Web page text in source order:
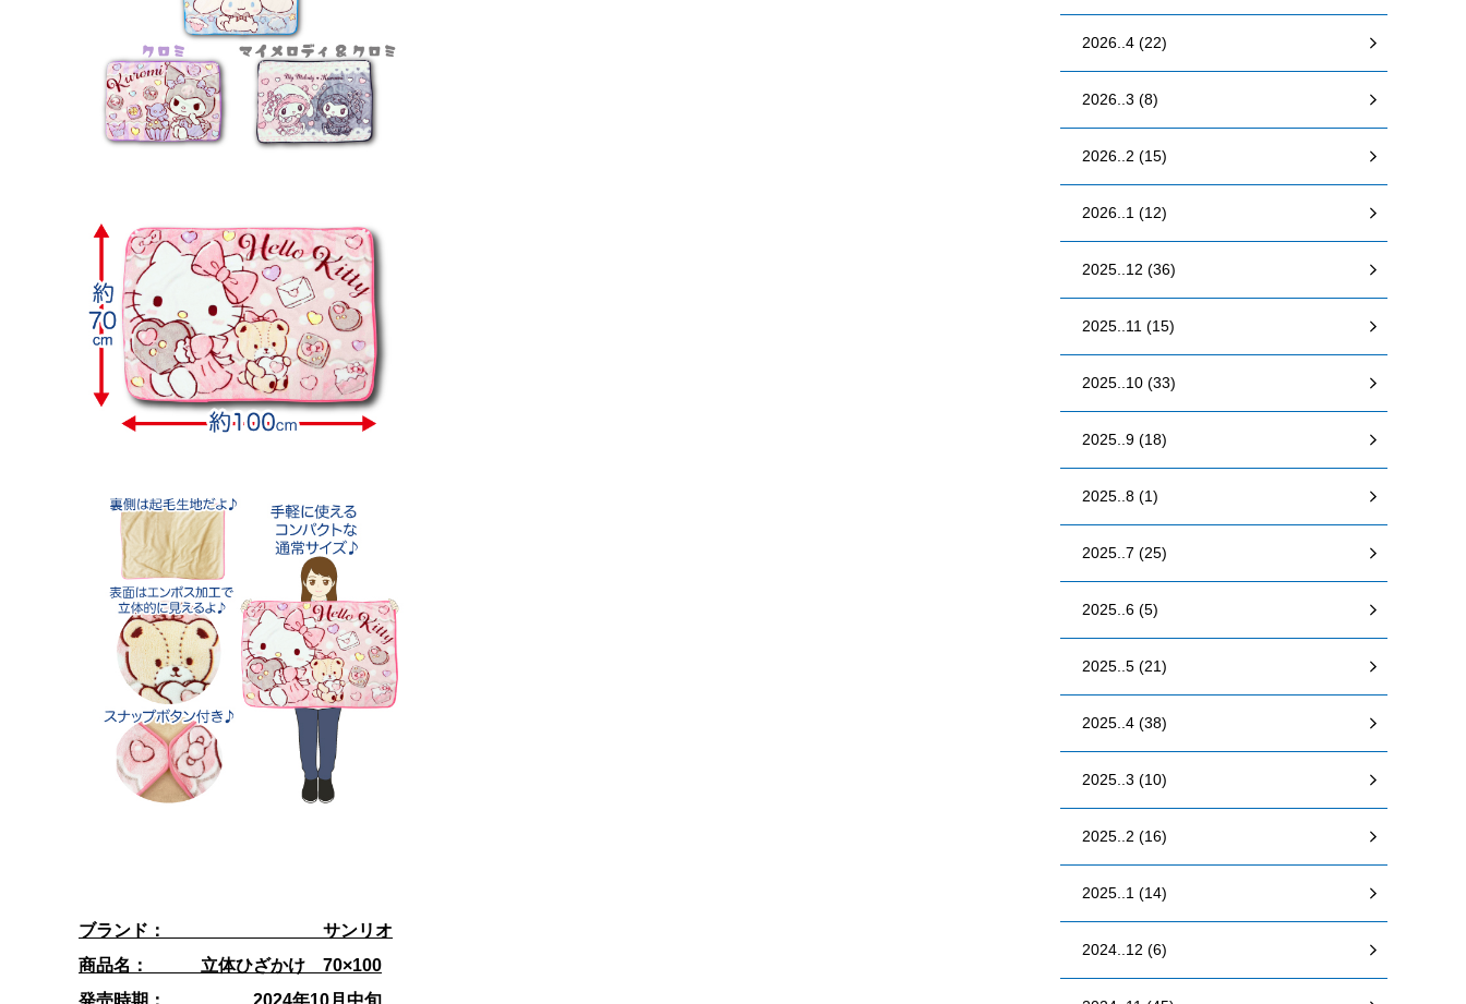
ブランド： サンリオ
商品名： 立体ひざかけ 70×100
発売時期： 2024年10月中旬
2026..4 (22)
2026..3 (8)
2026..2 (15)
2026..1 (12)
2025..12 (36)
2025..11 (15)
2025..10 (33)
2025..9 (18)
2025..8 (1)
2025..7 (25)
2025..6 (5)
2025..5 (21)
2025..4 (38)
2025..3 (10)
2025..2 (16)
2025..1 (14)
2024..12 (6)